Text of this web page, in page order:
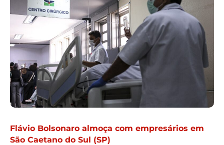
Flávio Bolsonaro almoça com empresários em
São Caetano do Sul (SP)